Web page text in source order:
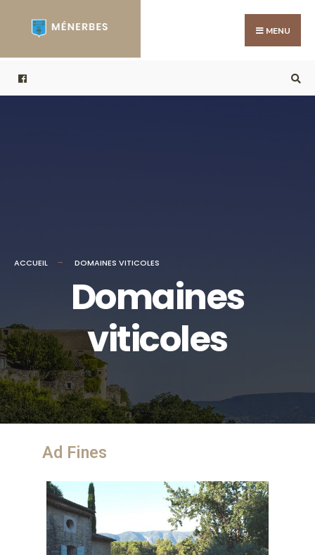
MENU
ACCUEIL DOMAINES VITICOLES
Domaines
viticoles
Ad Fines